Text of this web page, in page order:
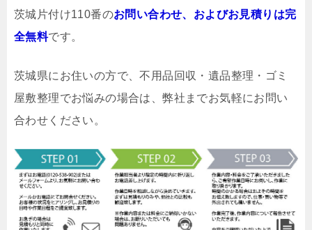
茨城片付け110番のお問い合わせ、およびお見積りは完
全無料です。
茨城県にお住いの方で、不用品回収・遺品整理・ゴミ
屋敷整理でお悩みの場合は、弊社までお気軽にお問い
合わせください。